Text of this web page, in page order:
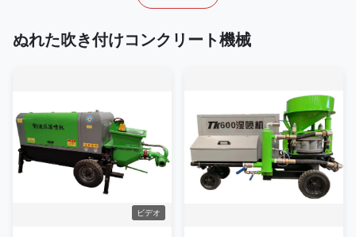
ぬれた吹き付けコンクリート機械
ビデオ